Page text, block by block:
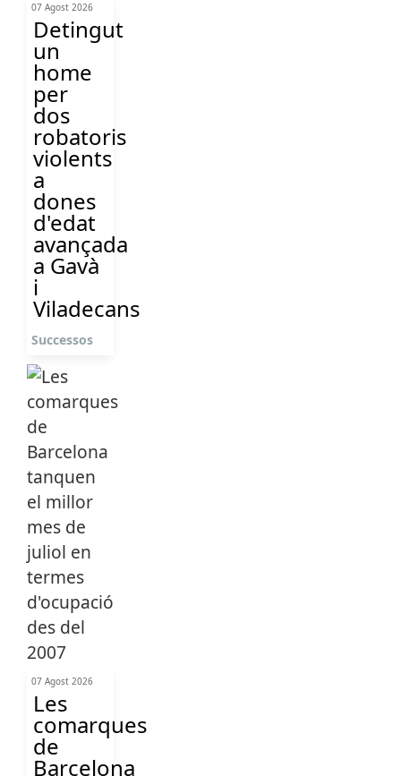
07 Agost 2026
Detingut
un
home
per
dos
robatoris
violents
a
dones
d'edat
avançada
a Gavà
i
Viladecans
Successos
07 Agost 2026
Les
comarques
de
Barcelona